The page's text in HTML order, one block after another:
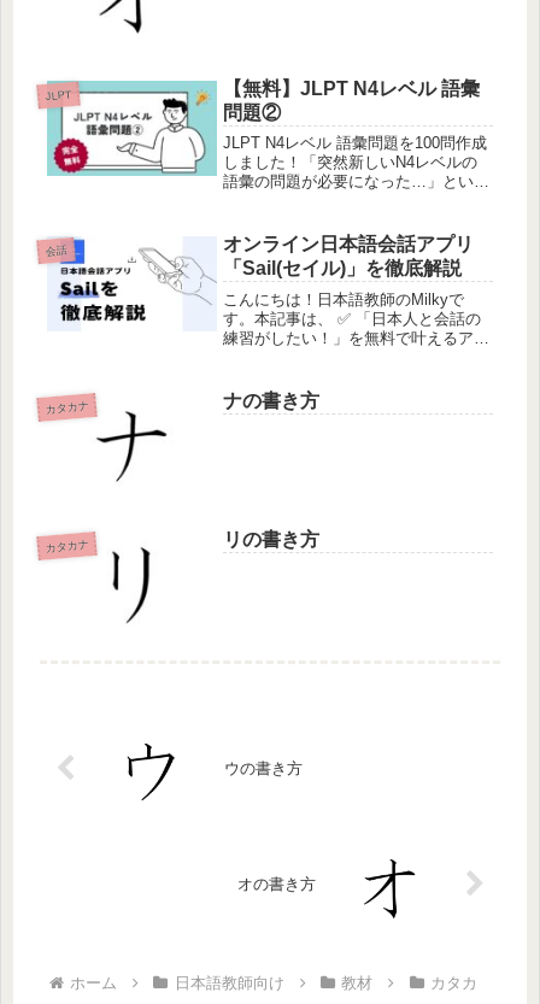
JLPT
【無料】JLPT N4レベル 語彙
問題②
JLPT N4レベル 語彙問題を100問作成
しました！「突然新しいN4レベルの
語彙の問題が必要になった…」という
しいと言われたけれど、テスト問題を
持っていない..」という日本...
会話
オンライン日本語会話アプリ
「Sail(セイル)」を徹底解説
こんにちは！日本語教師のMilkyで
す。本記事は、 ✅ 「日本人と会話の
練習がしたい！」を無料で叶えるアプ
使い勝手は実際どう？このような疑問
を解消できる...
カタカナ ナの書き方
カタカナ リの書き方
ウの書き方
オの書き方
ホーム 日本語教師向け 教材
カタカ